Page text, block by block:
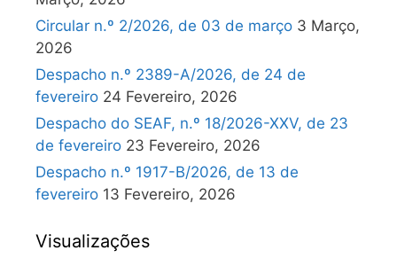
Circular n.º 2/2026, de 03 de março 3 Março,
2026
Despacho n.º 2389-A/2026, de 24 de
fevereiro 24 Fevereiro, 2026
Despacho do SEAF, n.º 18/2026-XXV, de 23
de fevereiro 23 Fevereiro, 2026
Despacho n.º 1917-B/2026, de 13 de
fevereiro 13 Fevereiro, 2026
Visualizações